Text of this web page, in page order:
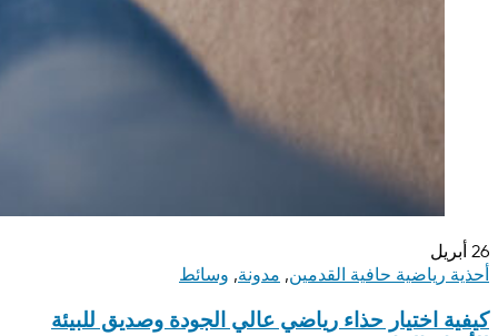
26 أبريل
أحذية رياضية حافية القدمين, مدونة, وسائط
كيفية اختيار حذاء رياضي عالي الجودة وصديق للبيئة